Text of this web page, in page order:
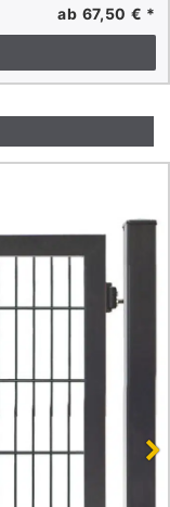
ab 67,50 € *